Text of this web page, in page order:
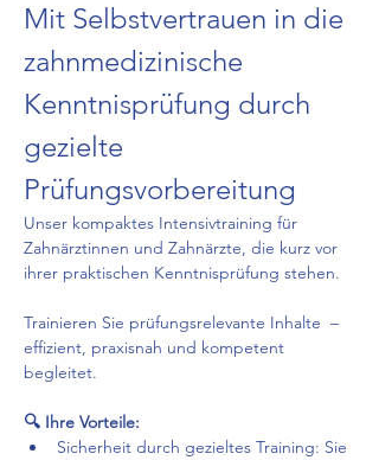
Mit Selbstvertrauen in die
zahnmedizinische
Kenntnisprüfung durch
gezielte
Prüfungsvorbereitung
Unser kompaktes Intensivtraining für
Zahnärztinnen und Zahnärzte, die kurz vor
ihrer praktischen Kenntnisprüfung stehen.
Trainieren Sie prüfungsrelevante Inhalte  –
effizient, praxisnah und kompetent
begleitet.
🔍 Ihre Vorteile:
Sicherheit durch gezieltes Training: Sie